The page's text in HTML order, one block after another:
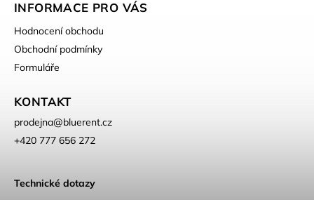
INFORMACE PRO VÁS
Hodnocení obchodu
Obchodní podmínky
Formuláře
KONTAKT
prodejna@bluerent.cz
+420 777 656 272
Technické dotazy